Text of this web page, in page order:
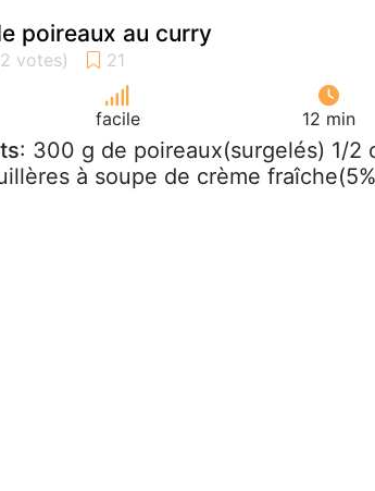
poireaux au curry
facile 12 min
: 300 g de poireaux(surgelés) 1/2
à soupe de crème